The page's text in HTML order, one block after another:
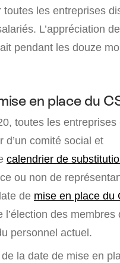
toutes les entreprises
L’appréciation
pendant les douze
en place du
toutes les
d’un comité social et
calendrier de
ou non de
de mise en place du
l’élection des membres
personnel actuel.
la date de mise en